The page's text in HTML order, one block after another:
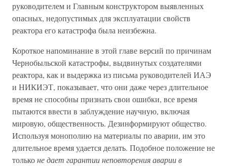
руководителем и Главным конструктором выявленных
опасных, недопустимых для эксплуатации свойств
реактора его катастрофа была неизбежна.
Короткое напоминание в этой главе версий по причинам
Чернобыльской катастрофы, выдвинутых создателями
реактора, как и выдержка из письма руководителей ИАЭ
и НИКИЭТ, показывает, что они даже через длительное
время не способны признать свои ошибки, все время
пытаются ввести в заблуждение научную, включая
мировую, общественность. Дезинформируют общество.
Используя монополию на материалы по аварии, им это
длительное время удается делать. Подобное положение не
тольконе дает гарантии неповторения аварии в